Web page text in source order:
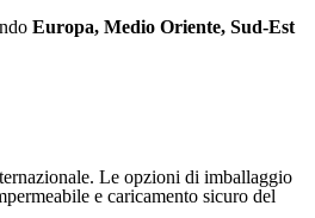
Europa, Medio Oriente, Sud-Est
Le opzioni di imballaggio
e caricamento sicuro del